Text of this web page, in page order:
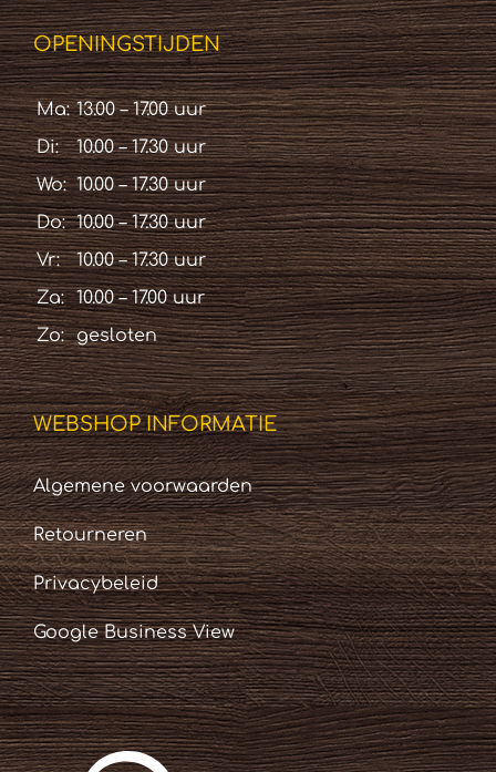
OPENINGSTIJDEN
Ma: 13.00 – 17.00 uur
Di:
10.00 – 17.30 uur
Wo: 10.00 – 17.30 uur
Do: 10.00 – 17.30 uur
Vr:
10.00 – 17.30 uur
Za:
10.00 – 17.00 uur
Zo:
gesloten
WEBSHOP INFORMATIE
Algemene voorwaarden
Retourneren
Privacybeleid
Google Business View